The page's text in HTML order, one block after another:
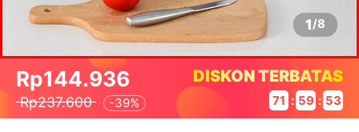
1/8
Rp144.936
Rp237.600 -39%
DISKON TERBATAS
71 : 59 : 53